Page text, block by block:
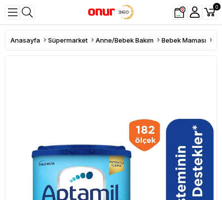
0
Anasayfa Süpermarket Anne/Bebek Bakım Bebek Maması